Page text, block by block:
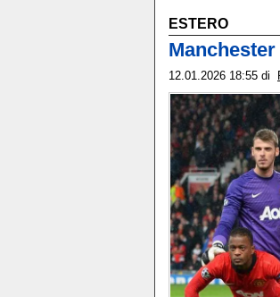
ESTERO
12.01.2026 18:55 di